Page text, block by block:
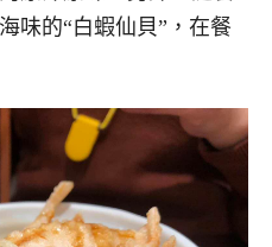
味的“白蝦仙貝”，在餐